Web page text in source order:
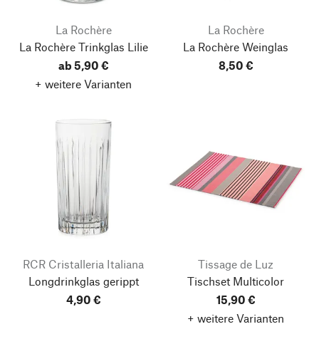
La Rochère
La Rochère Trinkglas Lilie
ab 5,90 €
+ weitere Varianten
La Rochère
La Rochère Weinglas
8,50 €
RCR Cristalleria Italiana
Longdrinkglas gerippt
4,90 €
Tissage de Luz
Tischset Multicolor
15,90 €
+ weitere Varianten